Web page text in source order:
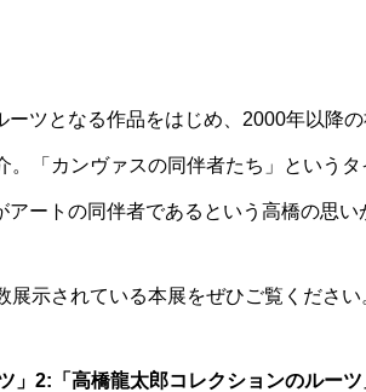
ツとなる作品をはじめ、2000年以降
「カンヴァスの同伴者たち」という
ートの同伴者であるという高橋の思い
示されている本展をぜひご覧ください
2:「高橋龍太郎コレクションのルーツ